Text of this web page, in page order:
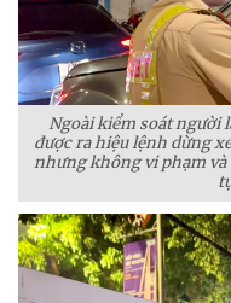
Ngoài kiểm soát người
được ra hiệu lệnh dừng
nhưng không vi phạm và